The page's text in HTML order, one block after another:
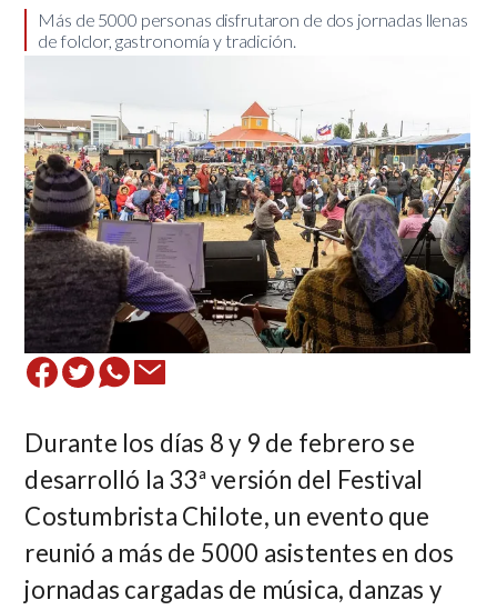
Más de 5000 personas disfrutaron de dos jornadas llenas
de folclor, gastronomía y tradición. ​
Durante los días 8 y 9 de febrero se
desarrolló la 33ª versión del Festival
Costumbrista Chilote, un evento que
reunió a más de 5000 asistentes en dos
jornadas cargadas de música, danzas y